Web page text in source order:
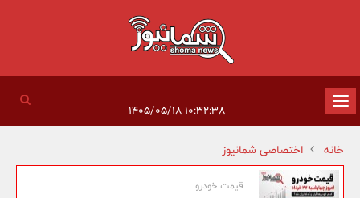
تغییر
وضعیت
ناوبری
۱۰:۳۲:۳۸ ۱۴۰۵/۰۵/۱۸
خانه اختصاصی شمانیوز
قیمت خودرو